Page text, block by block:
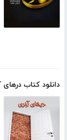
دانلود کتاب